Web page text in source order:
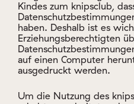
ausgedruckt werden.
Um die Nutzung des
erhebt, verarbeitet und
der Anmeldung durch
anzugebenden
um folgende Angaben:
Adresse der Eltern des
das Mitglied eine eigene
diese freiwillig angegeben
wird automatisch in
übernommen und kann im
jederzeit geändert oder
nach der Anmeldung
Pflichtangaben ergeben, ist